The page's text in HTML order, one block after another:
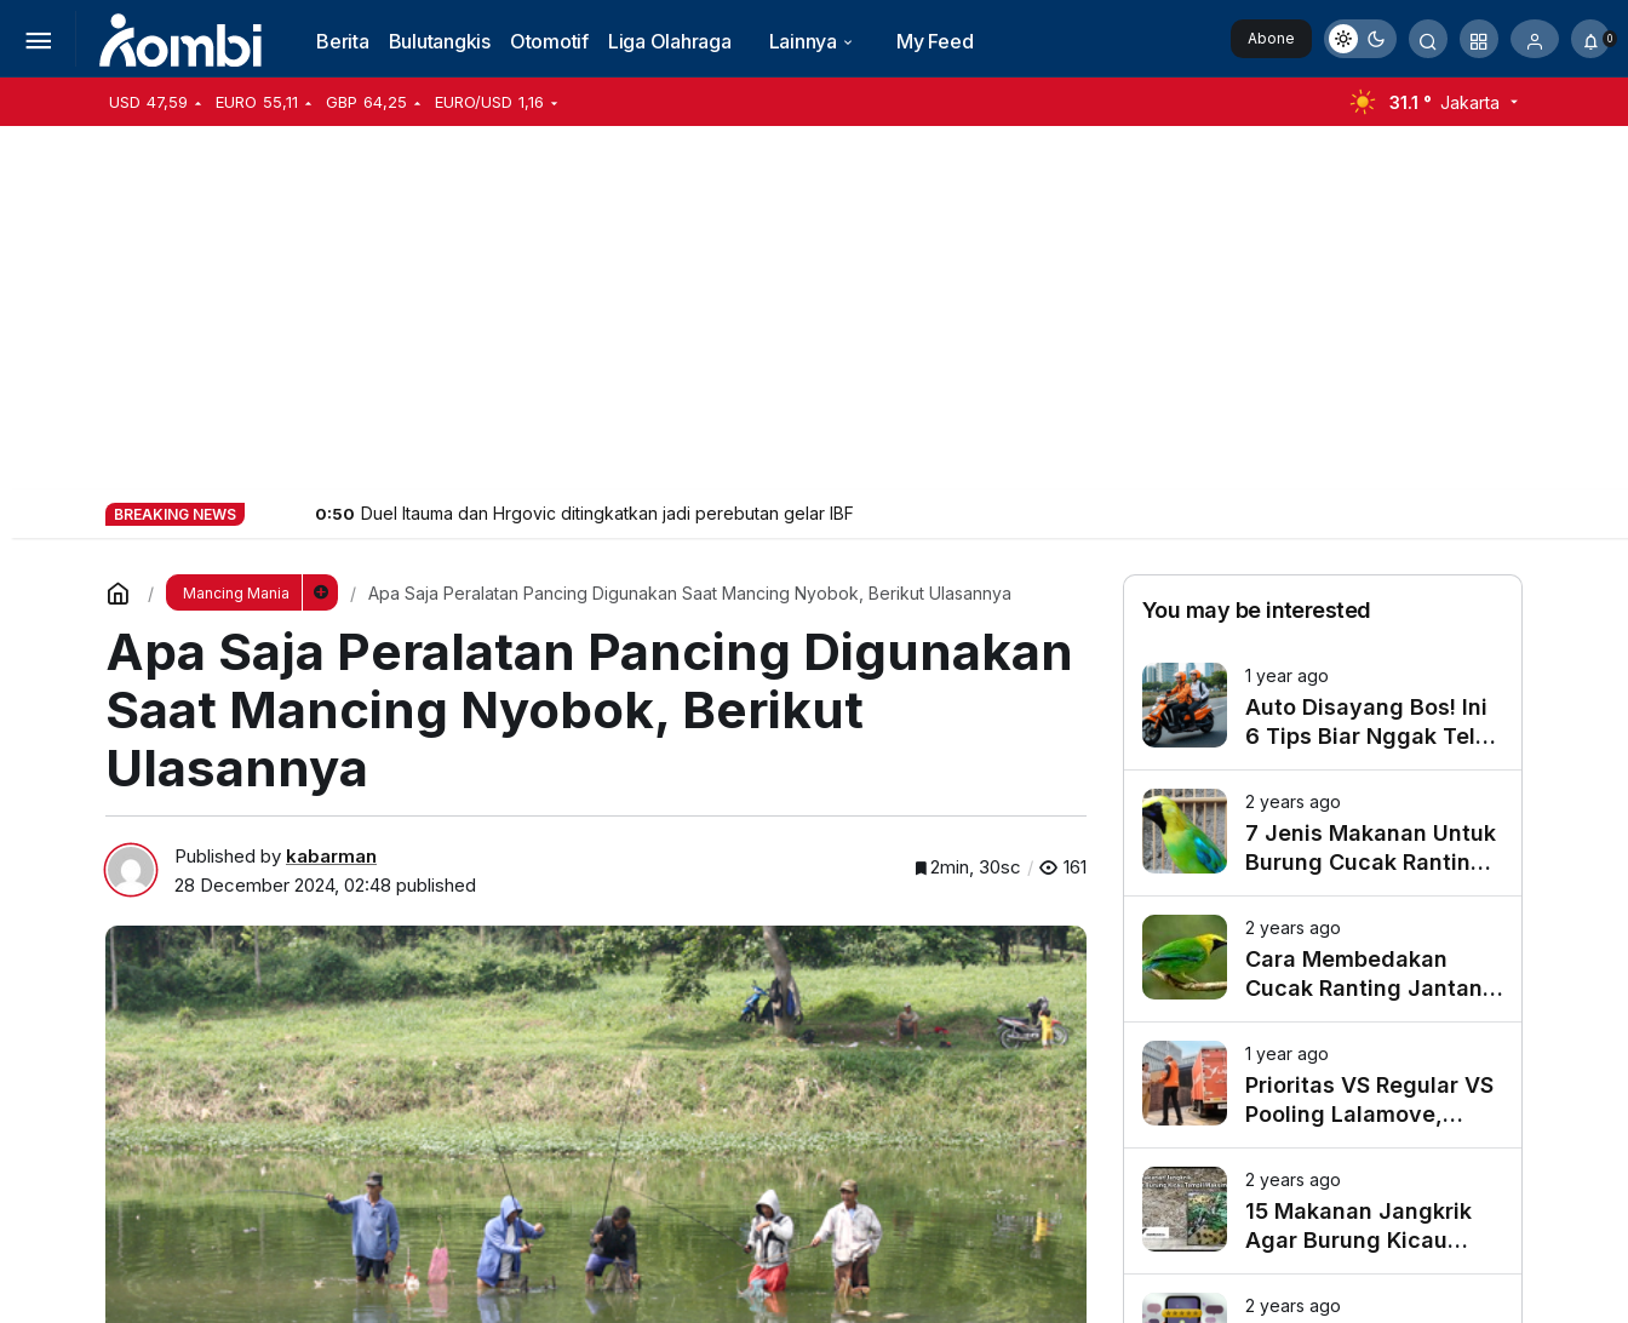
Berita Bulutangkis Otomotif Liga Olahraga Lainnya My Feed Abone
Ol
0
USD 47,59 EURO 55,11 GBP 64,25 EURO/USD 1,16 31.1 ° Jakarta
BREAKING NEWS 0:50 Atlet sepatu roda Indonesia panen medali di turnamen Asia
Mancing Mania Apa Saja Peralatan Pancing Digunakan Saat Mancing Nyobok, Berikut Ulasannya
Apa Saja Peralatan Pancing Digunakan
Saat Mancing Nyobok, Berikut
Ulasannya
Published by kabarman
28 December 2024, 02:48 published
2min, 30sc 161
You may be interested
1 year ago
Auto Disayang Bos! Ini
6 Tips Biar Nggak Telat
Datang ke Kantor
2 years ago
7 Jenis Makanan Untuk
Burung Cucak Ranting
Agar Gacor
2 years ago
Cara Membedakan
Cucak Ranting Jantan
Dan Betina
1 year ago
Prioritas VS Regular VS
Pooling Lalamove,
Mana yang Paling
Cocok untuk Kebutuhan
Anda?
2 years ago
15 Makanan Jangkrik
Agar Burung Kicau
Tampil Maksimal
2 years ago